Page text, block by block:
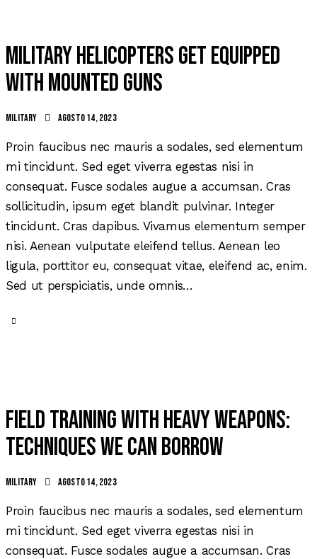
Military helicopters get equipped
with mounted guns
Military agosto 14, 2023
Proin faucibus nec mauris a sodales, sed elementum
mi tincidunt. Sed eget viverra egestas nisi in
consequat. Fusce sodales augue a accumsan. Cras
sollicitudin, ipsum eget blandit pulvinar. Integer
tincidunt. Cras dapibus. Vivamus elementum semper
nisi. Aenean vulputate eleifend tellus. Aenean leo
ligula, porttitor eu, consequat vitae, eleifend ac, enim.
Sed ut perspiciatis, unde omnis…
Field training with heavy weapons:
techniques we can borrow
Military agosto 14, 2023
Proin faucibus nec mauris a sodales, sed elementum
mi tincidunt. Sed eget viverra egestas nisi in
consequat. Fusce sodales augue a accumsan. Cras